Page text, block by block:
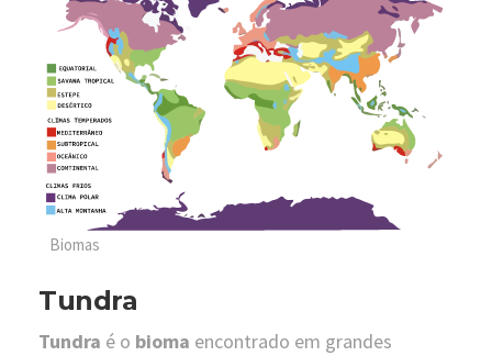
Biomas
Tundra
Tundra é o bioma encontrado em grandes